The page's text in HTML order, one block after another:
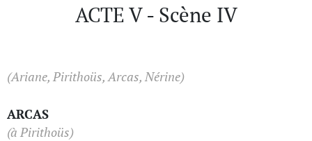
ACTE V - Scène IV
(Ariane, Pirithoüs, Arcas, Nérine)
ARCAS
(à Pirithoüs)